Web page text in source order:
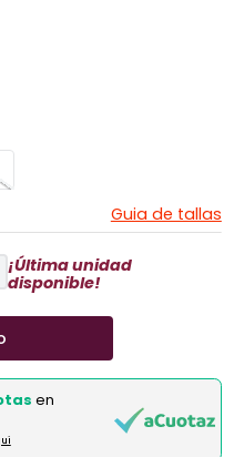
Guia de tallas
¡Última unidad
disponible!
en